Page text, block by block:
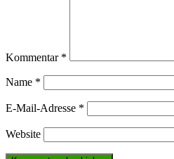
Kommentar *
Name *
E-Mail-Adresse *
Website